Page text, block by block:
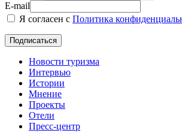
E-mail
Я согласен с Политика
Новости туризма
Интервью
Истории
Мнение
Проекты
Отели
Пресс-центр